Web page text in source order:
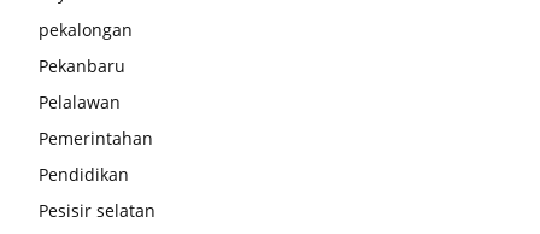
pekalongan
Pekanbaru
Pelalawan
Pemerintahan
Pendidikan
Pesisir selatan